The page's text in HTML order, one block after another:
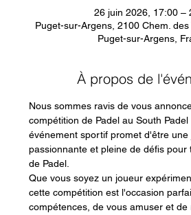
26 juin 2026, 17:00 –
Puget-sur-Argens, 2100 Chem.
Puget-sur-Argens,
À propos de
Nous sommes ravis de vous
compétition de Padel au South Padel
événement sportif promet d'être une
passionnante et pleine de défis pour
de Padel.
Que vous soyez un joueur
cette compétition est l'occasion
compétences, de vous amuser et